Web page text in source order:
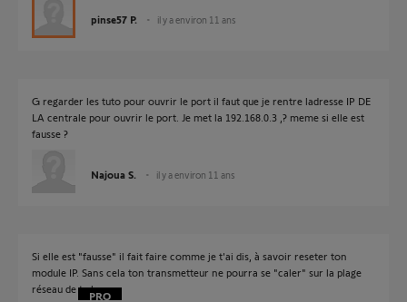
pinse57 P. il y a environ 11 ans
G regarder les tuto pour ouvrir le port il faut que je rentre ladresse IP DE
LA centrale pour ouvrir le port. Je met la 192.168.0.3 ,? meme si elle est
fausse ?
Najoua S. il y a environ 11 ans
Si elle est "fausse" il fait faire comme je t'ai dis, à savoir reseter ton
module IP. Sans cela ton transmetteur ne pourra se "caler" sur la plage
réseau de ta box.